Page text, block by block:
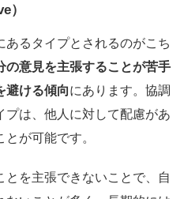
）
るタイプとされるのがこち
の意見を主張することが苦手
避ける傾向にあります。協調
は、他人に対して配慮があ
が可能です。
とを主張できないことで、自